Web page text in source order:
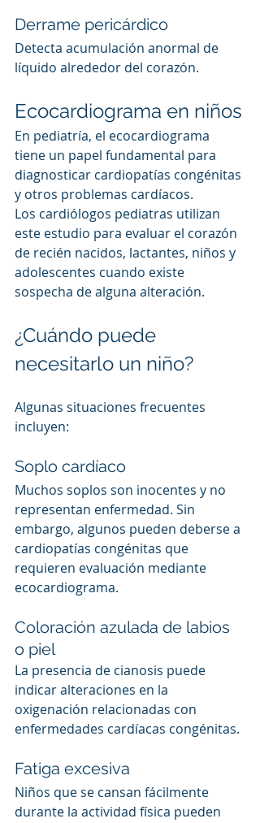
Derrame pericárdico
Detecta acumulación anormal de
líquido alrededor del corazón.
Ecocardiograma en niños
En pediatría, el ecocardiograma
tiene un papel fundamental para
diagnosticar cardiopatías congénitas
y otros problemas cardíacos.
Los cardiólogos pediatras utilizan
este estudio para evaluar el corazón
de recién nacidos, lactantes, niños y
adolescentes cuando existe
sospecha de alguna alteración.
¿Cuándo puede
necesitarlo un niño?
Algunas situaciones frecuentes
incluyen:
Soplo cardíaco
Muchos soplos son inocentes y no
representan enfermedad. Sin
embargo, algunos pueden deberse a
cardiopatías congénitas que
requieren evaluación mediante
ecocardiograma.
Coloración azulada de labios
o piel
La presencia de cianosis puede
indicar alteraciones en la
oxigenación relacionadas con
enfermedades cardíacas congénitas.
Fatiga excesiva
Niños que se cansan fácilmente
durante la actividad física pueden